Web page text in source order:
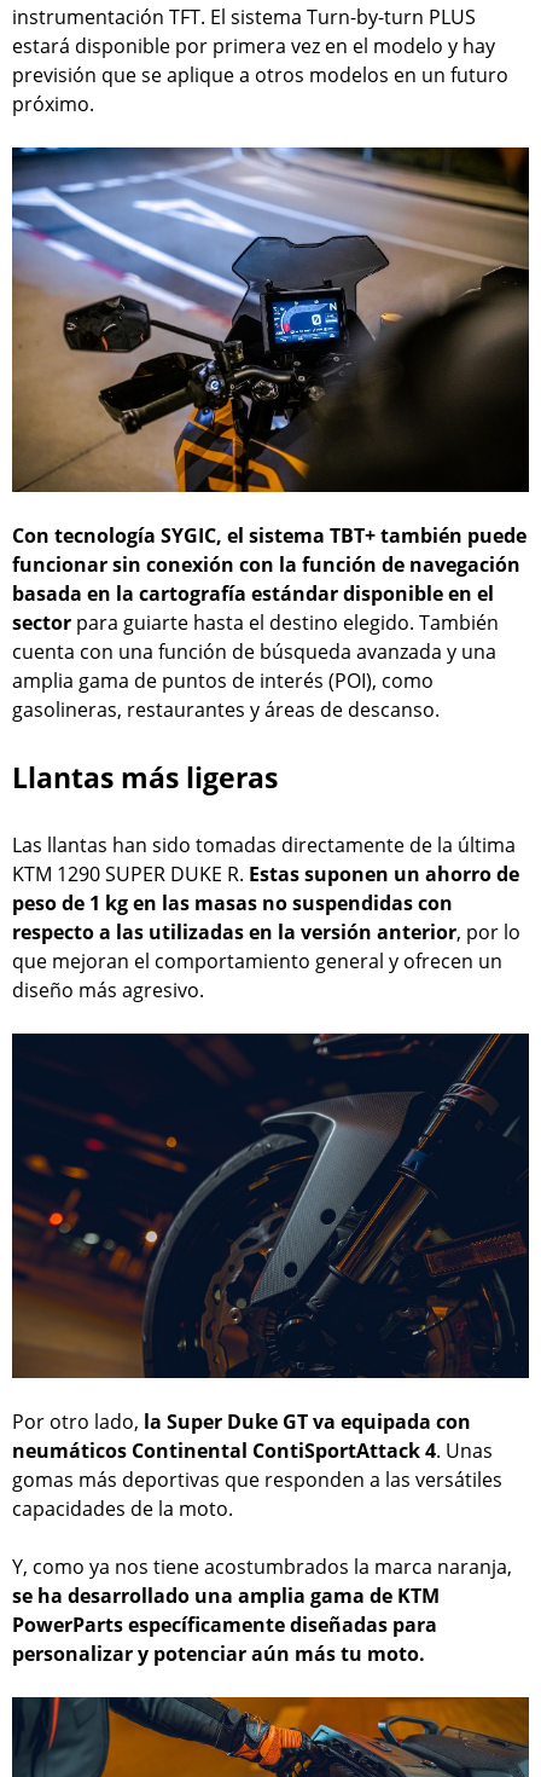
instrumentación TFT. El sistema Turn-by-turn PLUS
estará disponible por primera vez en el modelo y hay
previsión que se aplique a otros modelos en un futuro
próximo.
Con tecnología SYGIC, el sistema TBT+ también puede
funcionar sin conexión con la función de navegación
basada en la cartografía estándar disponible en el
sector para guiarte hasta el destino elegido. También
cuenta con una función de búsqueda avanzada y una
amplia gama de puntos de interés (POI), como
gasolineras, restaurantes y áreas de descanso.
Llantas más ligeras
Las llantas han sido tomadas directamente de la última
KTM 1290 SUPER DUKE R. Estas suponen un ahorro de
peso de 1 kg en las masas no suspendidas con
respecto a las utilizadas en la versión anterior, por lo
que mejoran el comportamiento general y ofrecen un
diseño más agresivo.
Por otro lado, la Super Duke GT va equipada con
neumáticos Continental ContiSportAttack 4. Unas
gomas más deportivas que responden a las versátiles
capacidades de la moto.
Y, como ya nos tiene acostumbrados la marca naranja,
se ha desarrollado una amplia gama de KTM
PowerParts específicamente diseñadas para
personalizar y potenciar aún más tu moto.